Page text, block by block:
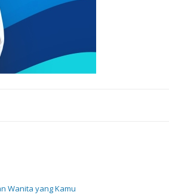
Wanita yang Kamu